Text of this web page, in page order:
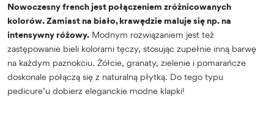
Nowoczesny french jest połączeniem zróżnicowanych
kolorów. Zamiast na biało, krawędzie maluje się np. na
intensywny różowy. Modnym rozwiązaniem jest też
zastępowanie bieli kolorami tęczy, stosując zupełnie inną barwę
na każdym paznokciu. Żółcie, granaty, zielenie i pomarańcze
doskonale połączą się z naturalną płytką. Do tego typu
pedicure’u dobierz eleganckie modne klapki!